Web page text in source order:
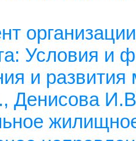
Условия и
и
Денисова